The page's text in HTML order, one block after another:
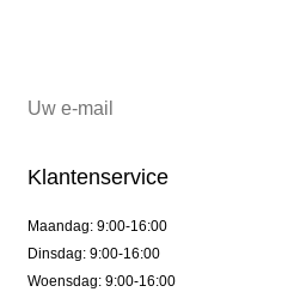
Klantenservice
Maandag: 9:00-16:00
Dinsdag: 9:00-16:00
Woensdag: 9:00-16:00